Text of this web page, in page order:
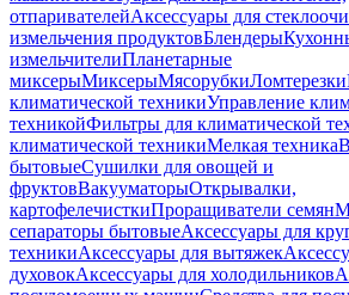
отпаривателейАксессуары для
измельчения продуктовБлендеры
измельчителиПланетарные
миксерыМиксерыМясорубкиЛомтерезки
климатической техникиУправление
техникойФильтры для климатической
климатической техникиМелкая техника
бытовыеСушилки для овощей и
фруктовВакууматорыОткрывалки,
картофелечисткиПроращиватели семян
сепараторы бытовыеАксессуары для
техникиАксессуары для вытяжек
духовокАксессуары для холодильников